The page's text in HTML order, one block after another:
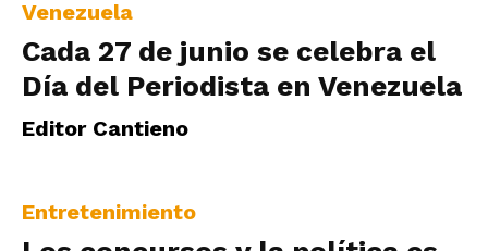
Ultima
Venezuela
Cada 27 de junio se celebra el
Día del Periodista en Venezuela
Editor Cantieno
Entretenimiento